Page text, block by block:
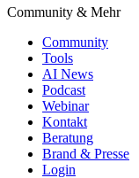
Community & Mehr
Community
Tools
AI News
Podcast
Webinar
Kontakt
Beratung
Brand & Presse
Login